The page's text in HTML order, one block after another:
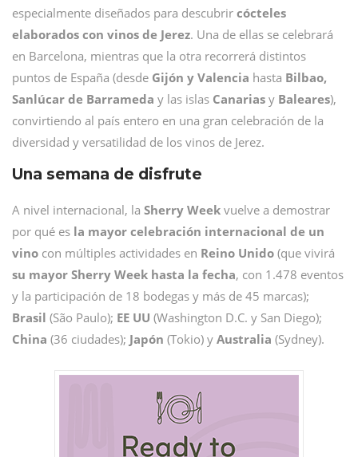
especialmente diseñados para descubrir cócteles
elaborados con vinos de Jerez. Una de ellas se celebrará
en Barcelona, mientras que la otra recorrerá distintos
puntos de España (desde Gijón y Valencia hasta Bilbao,
Sanlúcar de Barrameda y las islas Canarias y Baleares),
convirtiendo al país entero en una gran celebración de la
diversidad y versatilidad de los vinos de Jerez.
Una semana de disfrute
A nivel internacional, la Sherry Week vuelve a demostrar
por qué es la mayor celebración internacional de un
vino con múltiples actividades en Reino Unido (que vivirá
su mayor Sherry Week hasta la fecha, con 1.478 eventos
y la participación de 18 bodegas y más de 45 marcas);
Brasil (São Paulo); EE UU (Washington D.C. y San Diego);
China (36 ciudades); Japón (Tokio) y Australia (Sydney).